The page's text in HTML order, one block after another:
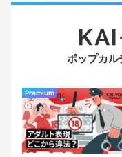
ポップカル
Premium